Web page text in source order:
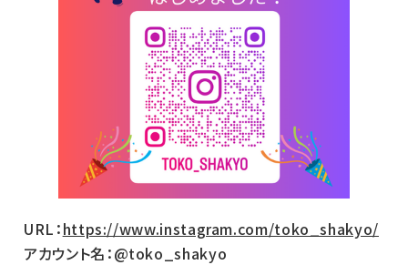
URL：https://www.instagram.com/toko_shakyo/
アカウント名：@toko_shakyo